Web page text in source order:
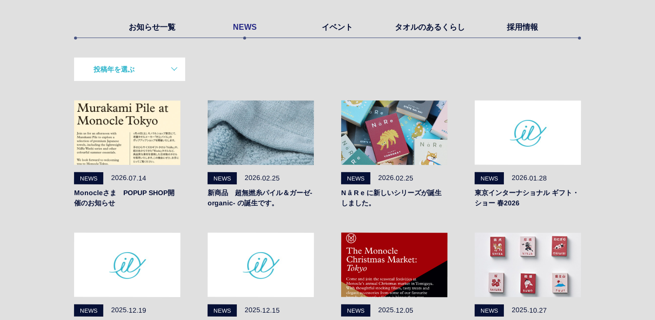
お知らせ一覧 NEWS イベント タオルのあるくらし 採用情報
投稿年を選ぶ
2025年
2024年
2023年
2022年
2020年
2019年
NEWS 2026.07.14
Monocleさま POPUP SHOP開
催のお知らせ
NEWS 2026.02.25
新商品 超無撚糸パイル＆ガーゼ-
organic- の誕生です。
NEWS 2026.02.25
N â R e に新しいシリーズが誕生
しました。
NEWS 2026.01.28
東京インターナショナル ギフト・
ショー 春2026
NEWS 2025.12.19 NEWS 2025.12.15 NEWS 2025.12.05 NEWS 2025.10.27